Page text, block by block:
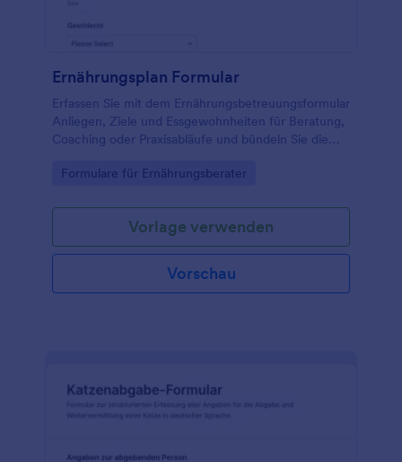
Ernährungsplan Formular
Erfassen Sie mit dem Ernährungsbetreuungsformular
Anliegen, Ziele und Essgewohnheiten für Beratung,
Coaching oder Praxisabläufe und bündeln Sie die
Auswertung jeder Formularantwort.
Go to Category:
Formulare für Ernährungsberater
Vorlage verwenden
Vorschau